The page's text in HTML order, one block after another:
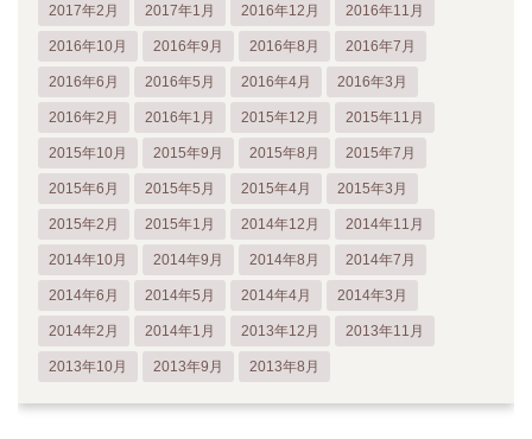
2017年2月 2017年1月 2016年12月 2016年11月
2016年10月 2016年9月 2016年8月 2016年7月
2016年6月 2016年5月 2016年4月 2016年3月
2016年2月 2016年1月 2015年12月 2015年11月
2015年10月 2015年9月 2015年8月 2015年7月
2015年6月 2015年5月 2015年4月 2015年3月
2015年2月 2015年1月 2014年12月 2014年11月
2014年10月 2014年9月 2014年8月 2014年7月
2014年6月 2014年5月 2014年4月 2014年3月
2014年2月 2014年1月 2013年12月 2013年11月
2013年10月 2013年9月 2013年8月